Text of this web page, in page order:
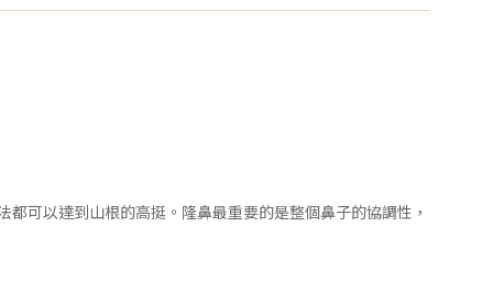
可以達到山根的高挺。隆鼻最重要的是整個鼻子的協調性，